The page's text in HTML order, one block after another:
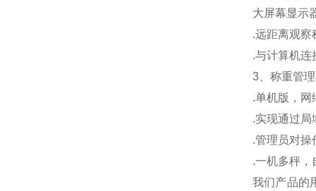
大屏幕显示
.远距离观察
.与计算机连
3 、称重管
.单机版，网
.实现通过局
.管理员对操
.一机多秤，
我们产品的